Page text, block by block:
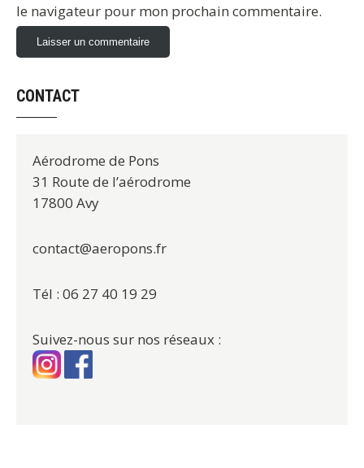
le navigateur pour mon prochain commentaire.
CONTACT
Aérodrome de Pons
31 Route de l’aérodrome
17800 Avy
contact@aeropons.fr
Tél : 06 27 40 19 29
Suivez-nous sur nos réseaux :